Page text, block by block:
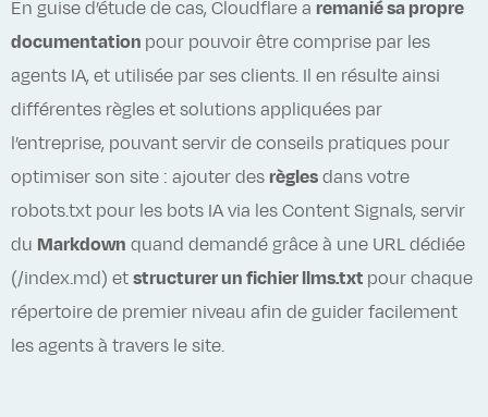
En guise d’étude de cas, Cloudflare a remanié sa propre
documentation pour pouvoir être comprise par les
agents IA, et utilisée par ses clients. Il en résulte ainsi
différentes règles et solutions appliquées par
l’entreprise, pouvant servir de conseils pratiques pour
optimiser son site : ajouter des règles dans votre
robots.txt pour les bots IA via les Content Signals, servir
du Markdown quand demandé grâce à une URL dédiée
(/index.md) et structurer un fichier llms.txt pour chaque
répertoire de premier niveau afin de guider facilement
les agents à travers le site.